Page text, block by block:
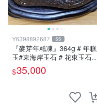
Y6398892687 55
『麥芽年糕凍』364g # 年糕
玉#東海岸玉石 # 花東玉石#
總統石#台灣藍寶
$35,000